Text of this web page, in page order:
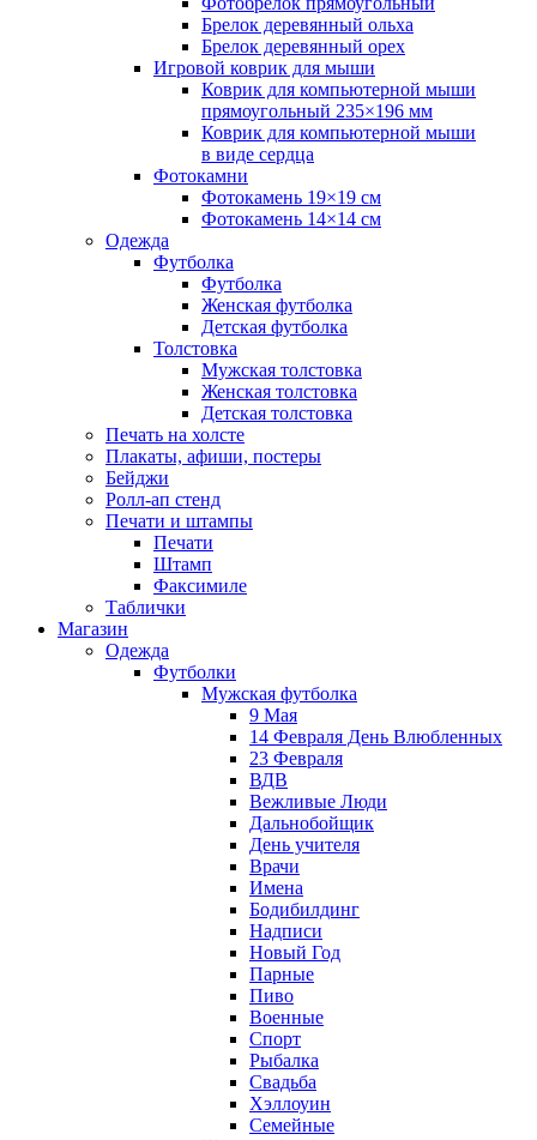
Брелок деревянный ольха
Брелок деревянный орех
Игровой коврик для мыши
Коврик для компьютерной мыши
прямоугольный 235×196 мм
Коврик для компьютерной мыши
в виде сердца
Фотокамни
Фотокамень 19×19 см
Фотокамень 14×14 см
Одежда
Футболка
Футболка
Женская футболка
Детская футболка
Толстовка
Мужская толстовка
Женская толстовка
Детская толстовка
Печать на холсте
Плакаты, афиши, постеры
Бейджи
Ролл-ап стенд
Печати и штампы
Печати
Штамп
Факсимиле
Таблички
Магазин
Одежда
Футболки
Мужская футболка
9 Мая
14 Февраля День Влюбленных
23 Февраля
ВДВ
Вежливые Люди
Дальнобойщик
День учителя
Врачи
Имена
Бодибилдинг
Надписи
Новый Год
Парные
Пиво
Военные
Спорт
Рыбалка
Свадьба
Хэллоуин
Семейные